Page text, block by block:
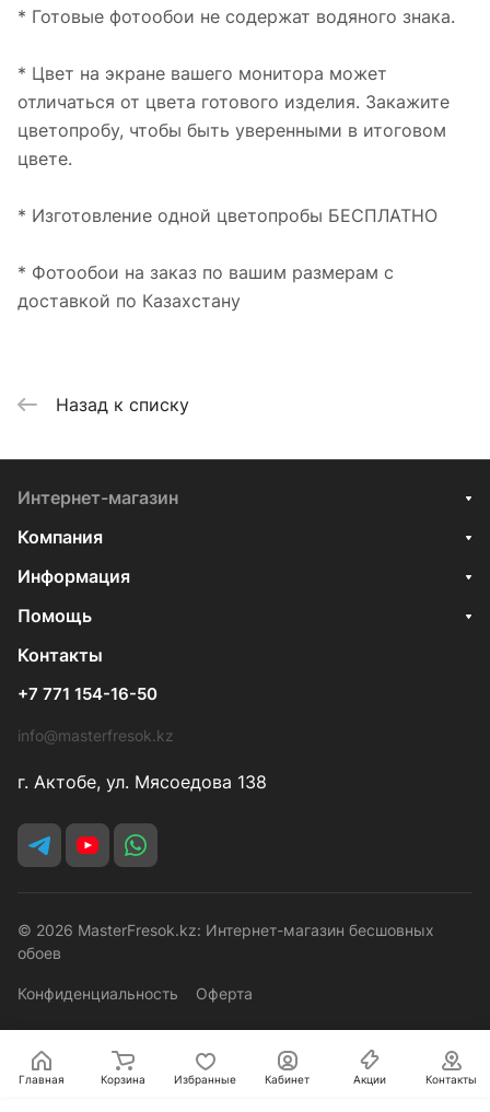
* Готовые фотообои не содержат водяного знака.
* Цвет на экране вашего монитора может
отличаться от цвета готового изделия. Закажите
цветопробу, чтобы быть уверенными в итоговом
цвете.
* Изготовление одной цветопробы БЕСПЛАТНО
* Фотообои на заказ по вашим размерам с
доставкой по Казахстану
Назад к списку
Интернет-магазин
Компания
Информация
Помощь
Контакты
+7 771 154-16-50
info@masterfresok.kz
г. Актобе, ул. Мясоедова 138
© 2026 MasterFresok.kz: Интернет-магазин бесшовных
обоев
Конфиденциальность Оферта
Главная Корзина Избранные Кабинет Акции Контакты